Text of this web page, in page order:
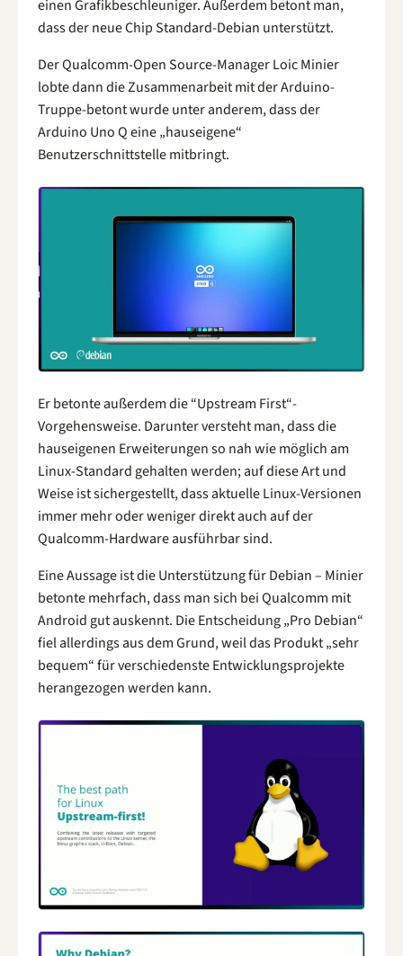
einen Grafikbeschleuniger. Außerdem betont man,
dass der neue Chip Standard-Debian unterstützt.
Der Qualcomm-Open Source-Manager Loic Minier
lobte dann die Zusammenarbeit mit der Arduino-
Truppe-betont wurde unter anderem, dass der
Arduino Uno Q eine „hauseigene“
Benutzerschnittstelle mitbringt.
Er betonte außerdem die “Upstream First“-
Vorgehensweise. Darunter versteht man, dass die
hauseigenen Erweiterungen so nah wie möglich am
Linux-Standard gehalten werden; auf diese Art und
Weise ist sichergestellt, dass aktuelle Linux-Versionen
immer mehr oder weniger direkt auch auf der
Qualcomm-Hardware ausführbar sind.
Eine Aussage ist die Unterstützung für Debian – Minier
betonte mehrfach, dass man sich bei Qualcomm mit
Android gut auskennt. Die Entscheidung „Pro Debian“
fiel allerdings aus dem Grund, weil das Produkt „sehr
bequem“ für verschiedenste Entwicklungsprojekte
herangezogen werden kann.